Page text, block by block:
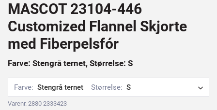
MASCOT 23104-446
Customized Flannel Skjorte
med Fiberpelsfór
Farve: Stengrå ternet, Størrelse: S
Farve: Stengrå ternet Størrelse: S
Varenr. 2880 2333423